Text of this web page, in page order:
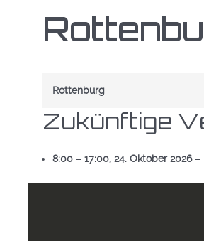
Rottenburg
Zukünftige
8:00 – 17:00, 24. Oktober 2026–